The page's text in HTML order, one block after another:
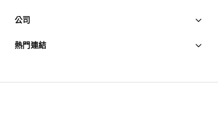
公司
熱門連結